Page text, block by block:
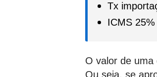
Tx
ICMS
O valor de uma
Ou seja, se